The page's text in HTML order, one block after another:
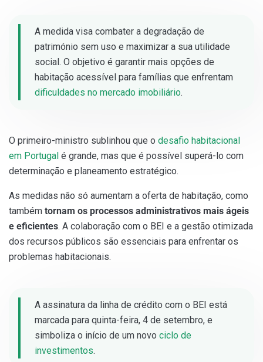
A medida visa combater a degradação de
património sem uso e maximizar a sua utilidade
social. O objetivo é garantir mais opções de
habitação acessível para famílias que enfrentam
dificuldades no mercado imobiliário.
O primeiro-ministro sublinhou que o desafio habitacional
em Portugal é grande, mas que é possível superá-lo com
determinação e planeamento estratégico.
As medidas não só aumentam a oferta de habitação, como
também tornam os processos administrativos mais ágeis
e eficientes. A colaboração com o BEI e a gestão otimizada
dos recursos públicos são essenciais para enfrentar os
problemas habitacionais.
A assinatura da linha de crédito com o BEI está
marcada para quinta-feira, 4 de setembro, e
simboliza o início de um novo ciclo de
investimentos.